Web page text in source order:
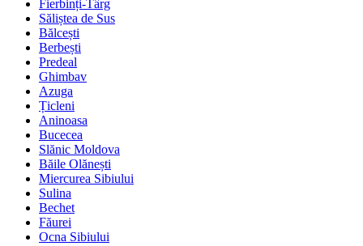
Fierbinți-Târg
Săliștea de Sus
Bălcești
Berbești
Predeal
Ghimbav
Azuga
Țicleni
Aninoasa
Bucecea
Slănic Moldova
Băile Olănești
Miercurea Sibiului
Sulina
Bechet
Făurei
Ocna Sibiului